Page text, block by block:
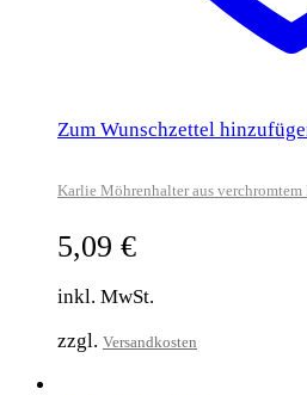
Zum Wunschzettel
Karlie Möhrenhalter aus
5,09 €
inkl. MwSt.
zzgl. Versandkosten